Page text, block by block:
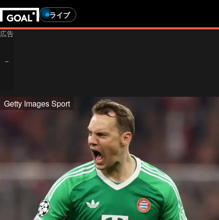
ライブ
Getty Images Sport